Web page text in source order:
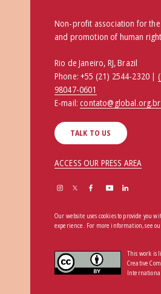
Non-profit association for
and promotion of human
Rio de Janeiro, RJ, Brazil
Phone:+55 (21) 2544-2320 |
98047-0601
E-mail:contato@global.org.br
TALK TO US
ACCESS OUR PRESS AREA
Our website uses cookies to provide you
experience. For more information, see
This work is
Creative
International